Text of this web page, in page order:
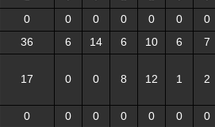
0 0 0 0 0 0
0
36 6 14 6 10 6 7
17 0 0 8 12 1 2
0 0 0 0 0 0 0